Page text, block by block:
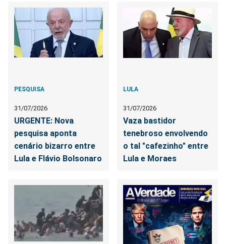
PESQUISA
31/07/2026
URGENTE: Nova
pesquisa aponta
cenário bizarro entre
Lula e Flávio Bolsonaro
LULA
31/07/2026
Vaza bastidor
tenebroso envolvendo
o tal "cafezinho" entre
Lula e Moraes